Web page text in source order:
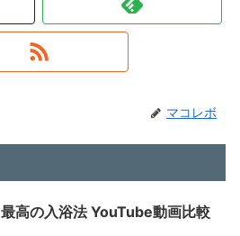
マコレボ
最高の入浴法 YouTube動画比較